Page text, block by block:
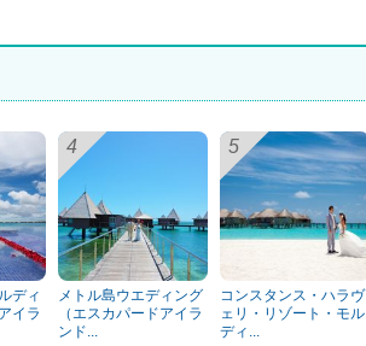
ディ
イラ
メトル島ウエディング
（エスカパードアイラ
ンド...
コンスタンス・ハラヴ
ェリ・リゾート・モル
ディ...